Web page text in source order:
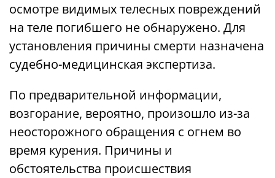
осмотре видимых телесных повреждений
на теле погибшего не обнаружено. Для
установления причины смерти назначена
судебно-медицинская экспертиза.
По предварительной информации,
возгорание, вероятно, произошло из-за
неосторожного обращения с огнем во
время курения. Причины и
обстоятельства происшествия